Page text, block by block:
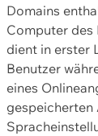
Domains
Computer des
dient in erster
Benutzer
eines
gespeicherten